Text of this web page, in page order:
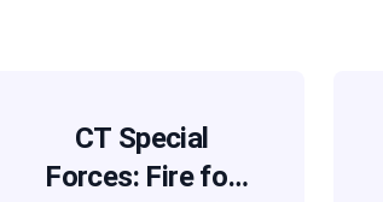
CT Special
Forces: Fire for